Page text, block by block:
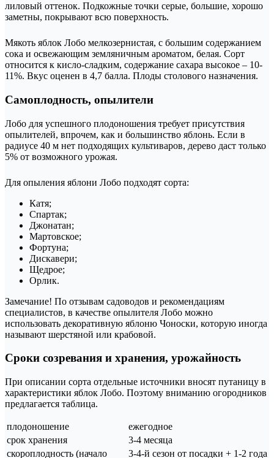
лиловый оттенок. Подкожные точки серые, большие, хорошо
заметны, покрывают всю поверхность.
Мякоть яблок Лобо мелкозернистая, с большим содержанием
сока и освежающим земляничным ароматом, белая. Сорт
относится к кисло-сладким, содержание сахара высокое – 10-
11%. Вкус оценен в 4,7 балла. Плоды столового назначения.
Самоплодность, опылители
Лобо для успешного плодоношения требует присутствия
опылителей, впрочем, как и большинство яблонь. Если в
радиусе 40 м нет подходящих культиваров, дерево даст только
5% от возможного урожая.
Для опыления яблони Лобо подходят сорта:
Катя;
Спартак;
Джонатан;
Мартовское;
Фортуна;
Дискавери;
Щедрое;
Орлик.
Замечание! По отзывам садоводов и рекомендациям
специалистов, в качестве опылителя Лобо можно
использовать декоративную яблоню Чоноски, которую иногда
называют шерстяной или крабовой.
Сроки созревания и хранения, урожайность
При описании сорта отдельные источники вносят путаницу в
характеристики яблок Лобо. Поэтому вниманию огородников
предлагается таблица.
плодоношение
ежегодное
срок хранения
3-4 месяца
скороплодность (начало
3-4-й сезон от посадки + 1-2 года